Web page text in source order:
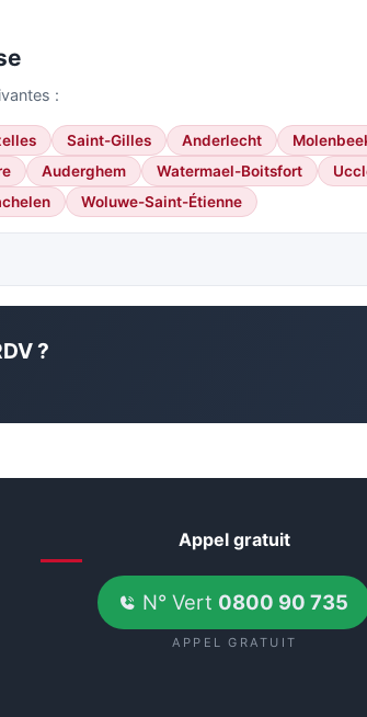
:
Saint-Gilles Anderlecht
Auderghem Watermael-Boitsfort
Woluwe-Saint-Étienne
?
Appel gratuit
N° Vert 0800 90 735
APPEL GRATUIT